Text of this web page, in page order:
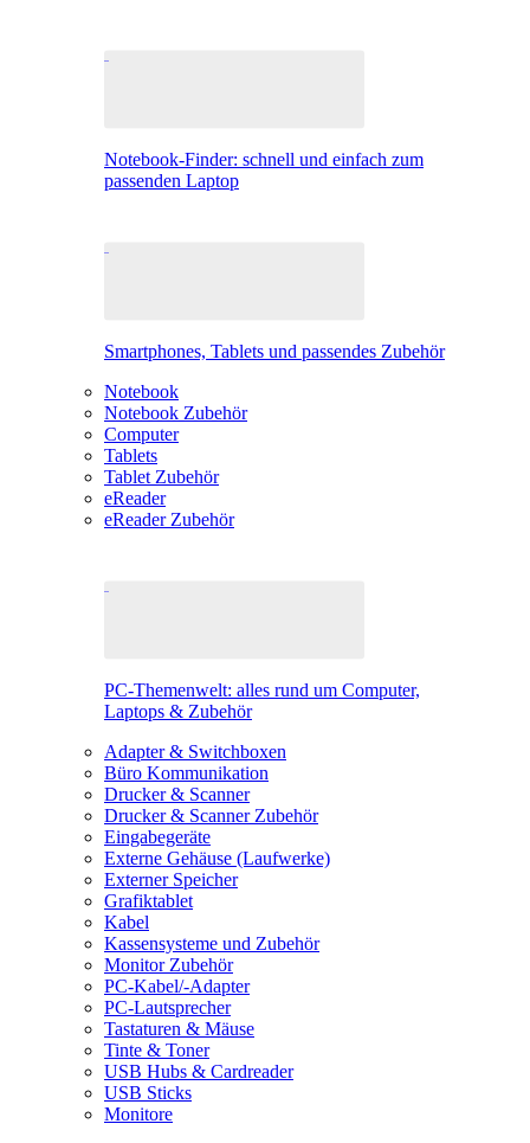
Notebook-Finder: schnell und einfach zum
passenden Laptop
Smartphones, Tablets und passendes Zubehör
Notebook
Notebook Zubehör
Computer
Tablets
Tablet Zubehör
eReader
eReader Zubehör
PC-Themenwelt: alles rund um Computer,
Laptops & Zubehör
Adapter & Switchboxen
Büro Kommunikation
Drucker & Scanner
Drucker & Scanner Zubehör
Eingabegeräte
Externe Gehäuse (Laufwerke)
Externer Speicher
Grafiktablet
Kabel
Kassensysteme und Zubehör
Monitor Zubehör
PC-Kabel/-Adapter
PC-Lautsprecher
Tastaturen & Mäuse
Tinte & Toner
USB Hubs & Cardreader
USB Sticks
Monitore